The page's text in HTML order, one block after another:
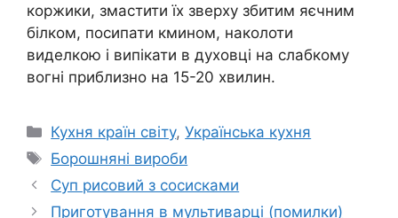
коржики, змастити їх зверху збитим яєчним
білком, посипати кмином, наколоти
виделкою і випікати в духовці на слабкому
вогні приблизно на 15-20 хвилин.
Категорії
Кухня країн світу,Українська кухня
Позначки
Борошняні вироби
Суп рисовий з сосисками
Приготування в мультиварці (помилки)